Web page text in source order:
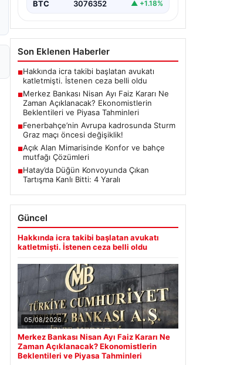
ayı faiz kararını belirlemek üzere…
BTC 3076352 ▲ +1.18%
Son Eklenen Haberler
■Hakkında icra takibi başlatan avukatı
katletmişti. İstenen ceza belli oldu
■Merkez Bankası Nisan Ayı Faiz Kararı Ne
Zaman Açıklanacak? Ekonomistlerin
Beklentileri ve Piyasa Tahminleri
■Fenerbahçe’nin Avrupa kadrosunda Sturm
Graz maçı öncesi değişiklik!
■Açık Alan Mimarisinde Konfor ve bahçe
mutfağı Çözümleri
■Hatay’da Düğün Konvoyunda Çıkan
Tartışma Kanlı Bitti: 4 Yaralı
Güncel
Hakkında icra takibi başlatan avukatı
katletmişti. İstenen ceza belli oldu
05/08/2026
Merkez Bankası Nisan Ayı Faiz Kararı Ne
Zaman Açıklanacak? Ekonomistlerin
Beklentileri ve Piyasa Tahminleri